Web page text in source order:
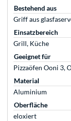
Bestehend aus
Griff aus
Einsatzbereich
Grill, Küche
Geeignet für
Pizzaöfen Ooni 3,
Material
Aluminium
Oberfläche
eloxiert